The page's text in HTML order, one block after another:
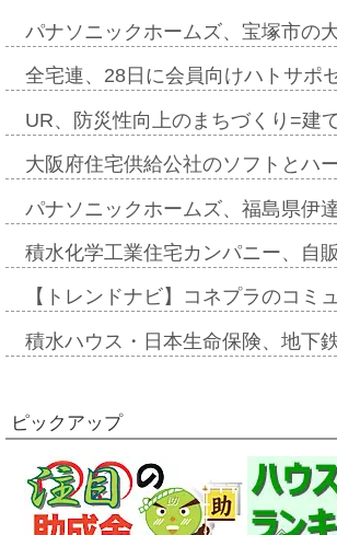
パナソニックホームズ、宝塚市の
全宅連、28日に会員向けハトサポ
UR、防災性向上のまちづくり=建
大阪府住宅供給公社のソフトとハ
パナソニックホームズ、福島県伊
積水化学工業住宅カンパニー、自
【トレンドナビ】コネプラのコ
積水ハウス・日本生命保険、地下
ピックアップ